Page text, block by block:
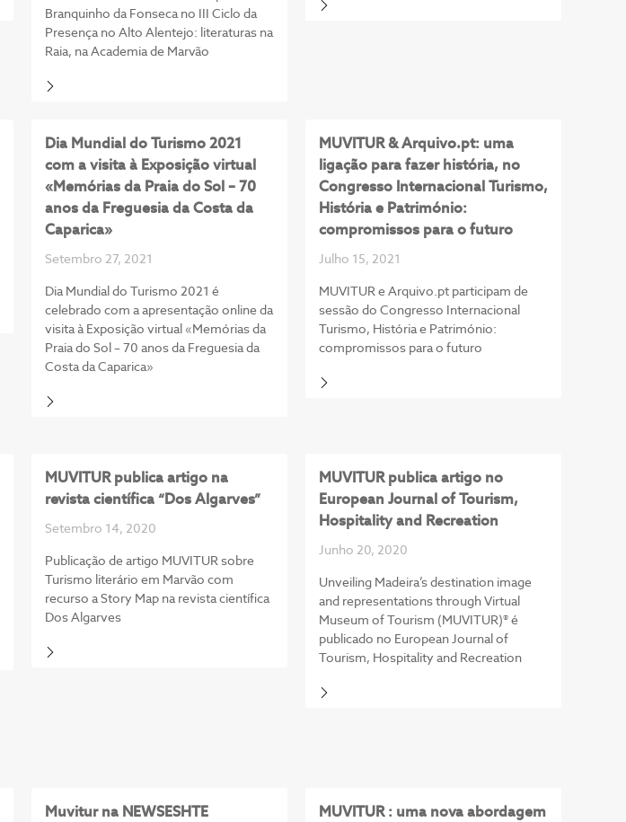
Branquinho da Fonseca no III Ciclo da
Presença no Alto Alentejo: literaturas na
Raia, na Academia de Marvão
Dia Mundial do Turismo 2021
com a visita à Exposição virtual
«Memórias da Praia do Sol – 70
anos da Freguesia da Costa da
Caparica»
Setembro 27, 2021
Dia Mundial do Turismo 2021 é
celebrado com a apresentação online da
visita à Exposição virtual «Memórias da
Praia do Sol – 70 anos da Freguesia da
Costa da Caparica»
MUVITUR & Arquivo.pt: uma
ligação para fazer história, no
Congresso Internacional Turismo,
História e Património:
compromissos para o futuro
Julho 15, 2021
MUVITUR e Arquivo.pt participam de
sessão do Congresso Internacional
Turismo, História e Património:
compromissos para o futuro
MUVITUR publica artigo na
revista científica “Dos Algarves”
Setembro 14, 2020
Publicação de artigo MUVITUR sobre
Turismo literário em Marvão com
recurso a Story Map na revista científica
Dos Algarves
MUVITUR publica artigo no
European Journal of Tourism,
Hospitality and Recreation
Junho 20, 2020
Unveiling Madeira’s destination image
and representations through Virtual
Museum of Tourism (MUVITUR)® é
publicado no European Journal of
Tourism, Hospitality and Recreation
Muvitur na NEWSESHTE
MUVITUR : uma nova abordagem